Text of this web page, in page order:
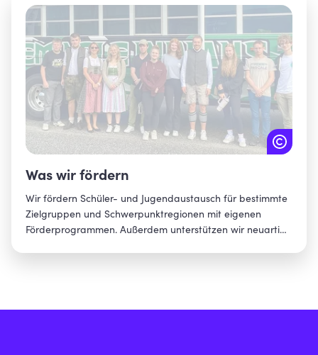
speziell für bayerische Jugendliche, - Stellen, die dich zur
und Fachkräfte der Jugendarbeit finden mit dem
Förderprogrammfinder in wenigen Schritten zur
passenden Finanzierung für ihren Schüler- oder
Jugendaustausch.
Was wir fördern
Wir fördern Schüler- und Jugendaustausch für bestimmte
Zielgruppen und Schwerpunktregionen mit eigenen
Förderprogrammen. Außerdem unterstützen wir neuartige
schaffen wir neue Chancen.